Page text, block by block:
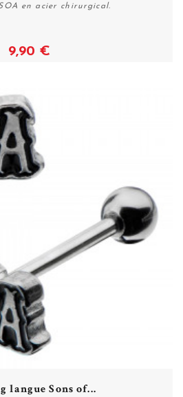
en acier chirurgical.
9,90 €
langue Sons of...